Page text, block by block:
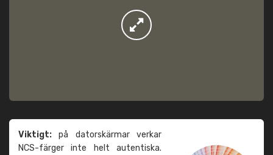
Viktigt: på datorskärmar verkar
NCS-färger inte helt autentiska.